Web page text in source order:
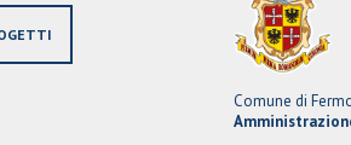
Comune di